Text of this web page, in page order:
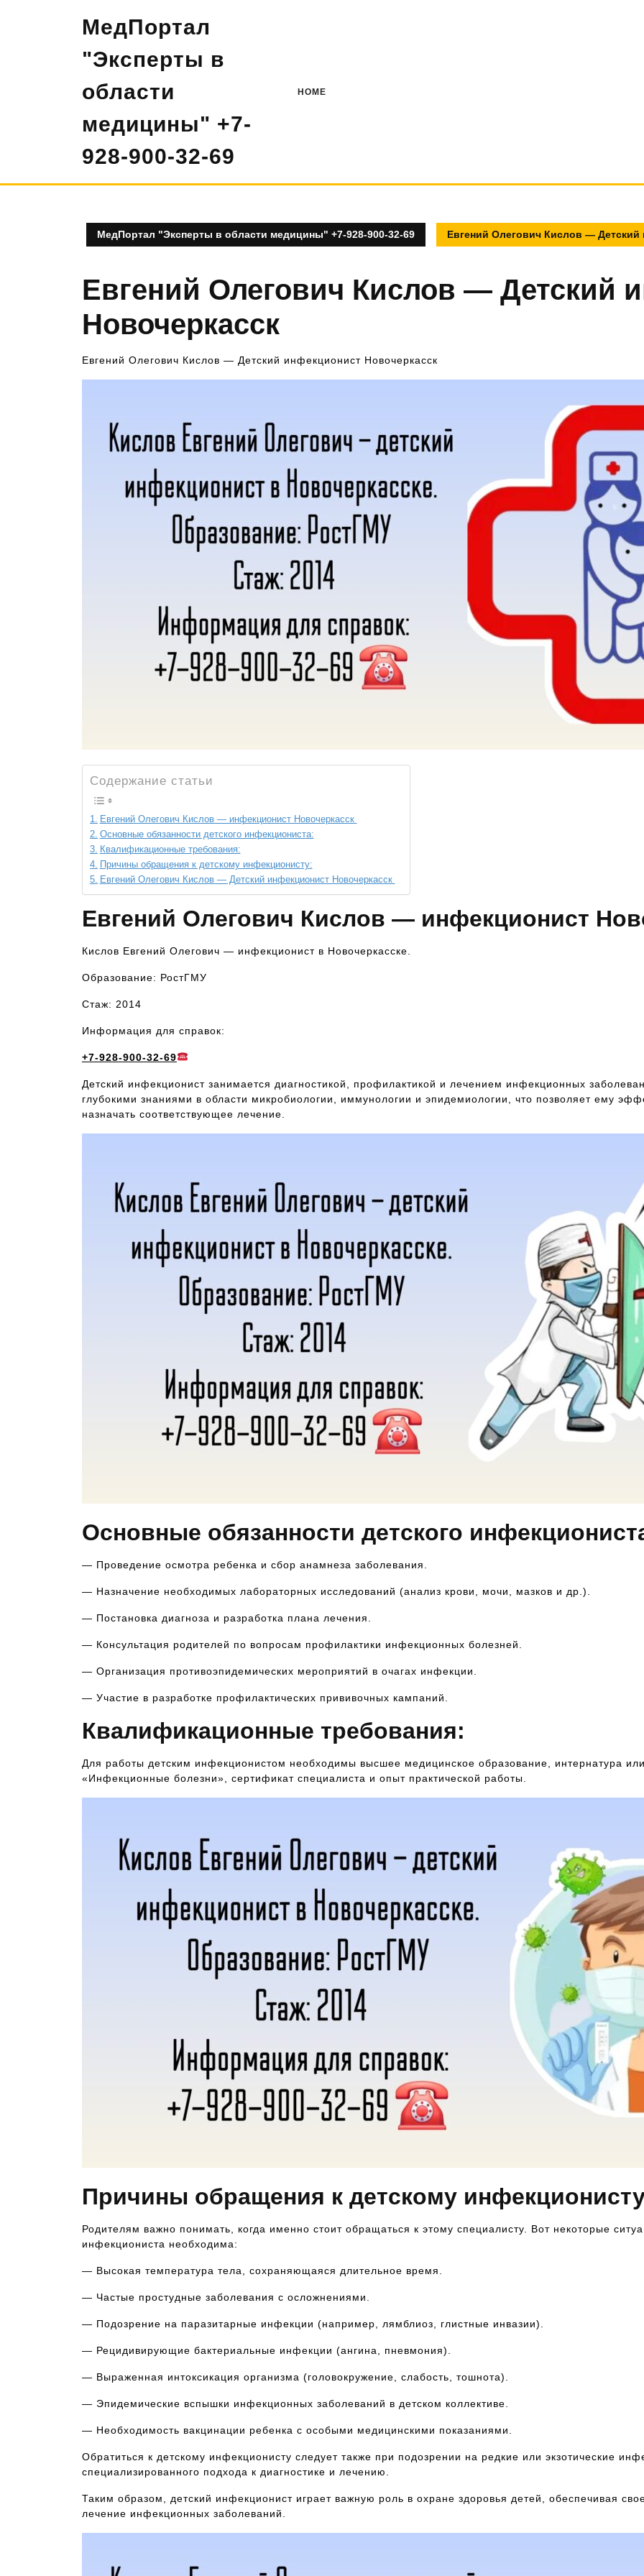
МедПортал
"Эксперты в
области
медицины" +7-
928-900-32-69
HOME
МедПортал "Эксперты в области медицины" +7-928-900-32-69 Евгений Олегович Кислов —
Евгений Олегович Кислов — Детский
Новочеркасск
Евгений Олегович Кислов — Детский инфекционист Новочеркасск
Содержание статьи
Евгений Олегович Кислов — инфекционист Новочеркасск
Основные обязанности детского инфекциониста:
Квалификационные требования:
Причины обращения к детскому инфекционисту:
Евгений Олегович Кислов — Детский инфекционист Новочеркасск
Евгений Олегович Кислов — инфекционист
Кислов Евгений Олегович — инфекционист в Новочеркасске.
Образование: РостГМУ
Стаж: 2014
Информация для справок:
+7-928-900-32-69
Детский инфекционист занимается диагностикой, профилактикой и лечением инфекционных
глубокими знаниями в области микробиологии, иммунологии и эпидемиологии, что позволяет ему
назначать соответствующее лечение.
Основные обязанности детского
— Проведение осмотра ребенка и сбор анамнеза заболевания.
— Назначение необходимых лабораторных исследований (анализ крови, мочи, мазков и др.).
— Постановка диагноза и разработка плана лечения.
— Консультация родителей по вопросам профилактики инфекционных болезней.
— Организация противоэпидемических мероприятий в очагах инфекции.
— Участие в разработке профилактических прививочных кампаний.
Квалификационные требования:
Для работы детским инфекционистом необходимы высшее медицинское образование, интернатура
«Инфекционные болезни», сертификат специалиста и опыт практической работы.
Причины обращения к детскому
Родителям важно понимать, когда именно стоит обращаться к этому специалисту. Вот некоторые
инфекциониста необходима:
— Высокая температура тела, сохраняющаяся длительное время.
— Частые простудные заболевания с осложнениями.
— Подозрение на паразитарные инфекции (например, лямблиоз, глистные инвазии).
— Рецидивирующие бактериальные инфекции (ангина, пневмония).
— Выраженная интоксикация организма (головокружение, слабость, тошнота).
— Эпидемические вспышки инфекционных заболеваний в детском коллективе.
— Необходимость вакцинации ребенка с особыми медицинскими показаниями.
Обратиться к детскому инфекционисту следует также при подозрении на редкие или экзотические
специализированного подхода к диагностике и лечению.
Таким образом, детский инфекционист играет важную роль в охране здоровья детей, обеспечивая
лечение инфекционных заболеваний.